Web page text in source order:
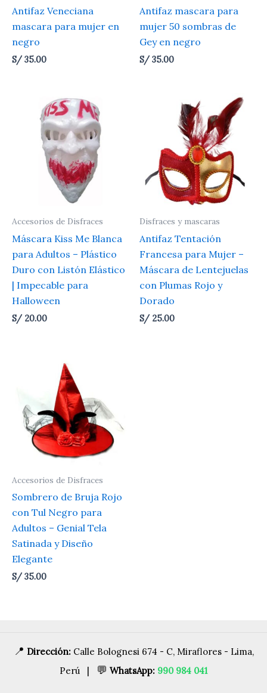
Antifaz Veneciana
mascara para mujer en
negro
S/35.00
Antifaz mascara para
mujer 50 sombras de
Gey en negro
S/35.00
Accesorios de Disfraces
Máscara Kiss Me Blanca
para Adultos – Plástico
Duro con Listón Elástico
| Impecable para
Halloween
S/20.00
Disfraces y mascaras
Antifaz Tentación
Francesa para Mujer –
Máscara de Lentejuelas
con Plumas Rojo y
Dorado
S/25.00
Accesorios de Disfraces
Sombrero de Bruja Rojo
con Tul Negro para
Adultos – Genial Tela
Satinada y Diseño
Elegante
S/ 35.00
📍 Dirección:Calle Bolognesi 674 - C, Miraflores - Lima,
Perú |
💬 WhatsApp: 990 984 041